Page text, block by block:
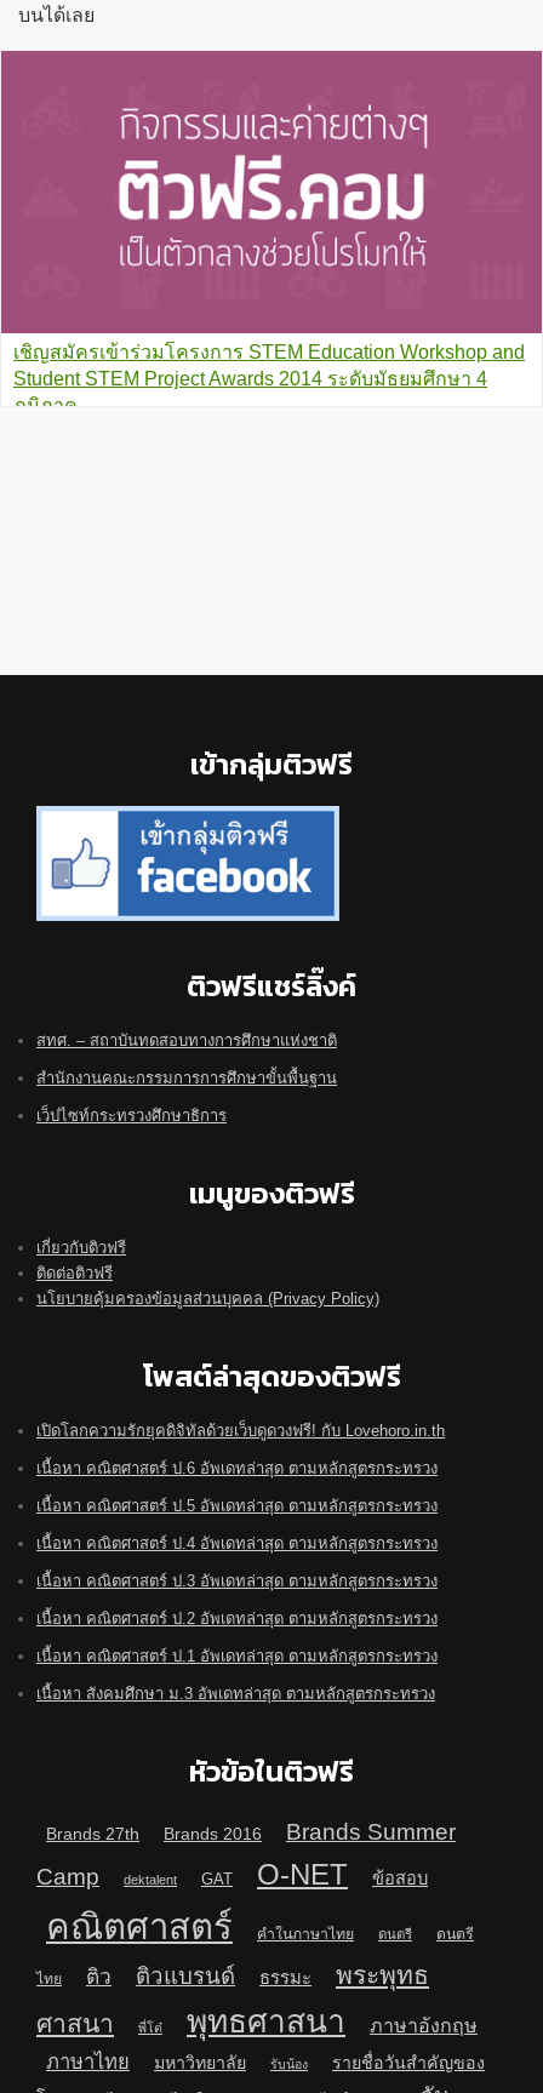
บนได้เลย
เชิญสมัครเข้าร่วมโครงการ STEM Education Workshop and
Student STEM Project Awards 2014 ระดับมัธยมศึกษา 4
ภูมิภาค
เข้ากลุ่มติวฟรี
ติวฟรีแชร์ลิ๊งค์
สทศ. – สถาบันทดสอบทางการศึกษาแห่งชาติ
สำนักงานคณะกรรมการการศึกษาขั้นพื้นฐาน
เว็ปไซท์กระทรวงศึกษาธิการ
เมนูของติวฟรี
เกี่ยวกับติวฟรี
ติดต่อติวฟรี
นโยบายคุ้มครองข้อมูลส่วนบุคคล (Privacy Policy)
โพสต์ล่าสุดของติวฟรี
เปิดโลกความรักยุคดิจิทัลด้วยเว็บดูดวงฟรี! กับ Lovehoro.in.th
เนื้อหา คณิตศาสตร์ ป.6 อัพเดทล่าสุด ตามหลักสูตรกระทรวง
เนื้อหา คณิตศาสตร์ ป.5 อัพเดทล่าสุด ตามหลักสูตรกระทรวง
เนื้อหา คณิตศาสตร์ ป.4 อัพเดทล่าสุด ตามหลักสูตรกระทรวง
เนื้อหา คณิตศาสตร์ ป.3 อัพเดทล่าสุด ตามหลักสูตรกระทรวง
เนื้อหา คณิตศาสตร์ ป.2 อัพเดทล่าสุด ตามหลักสูตรกระทรวง
เนื้อหา คณิตศาสตร์ ป.1 อัพเดทล่าสุด ตามหลักสูตรกระทรวง
เนื้อหา สังคมศึกษา ม.3 อัพเดทล่าสุด ตามหลักสูตรกระทรวง
หัวข้อในติวฟรี
Brands 27th Brands 2016
Brands Summer
Camp
dektalent GAT O-NET ข้อสอบ
คณิตศาสตร์ คำในภาษาไทย ดนตรี ดนตรี
ไทย ติว ติวแบรนด์ ธรรมะ
พระพุทธ
ศาสนา
พี่โต๋ พุทธศาสนา ภาษาอังกฤษ
ภาษาไทย มหาวิทยาลัย รับน้อง
รายชื่อวันสำคัญของ